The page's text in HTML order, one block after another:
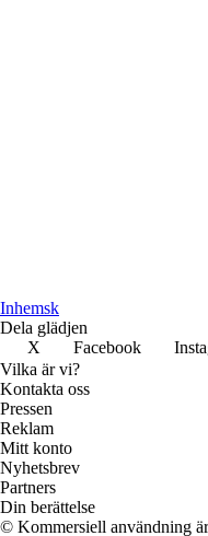
Inhemsk
Dela glädjen
X
Facebook
Vilka är vi?
Kontakta oss
Pressen
Reklam
Mitt konto
Nyhetsbrev
Partners
Din berättelse
© Kommersiell användning